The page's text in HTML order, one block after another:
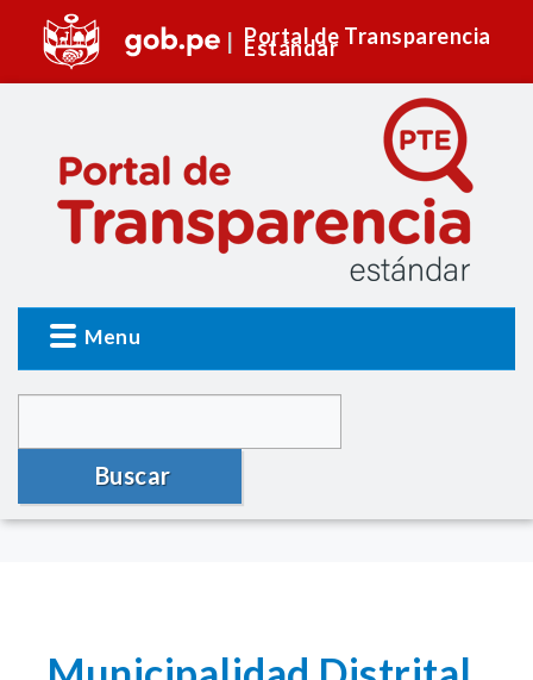
Portal de Transparencia
Estándar
Menu
Buscar